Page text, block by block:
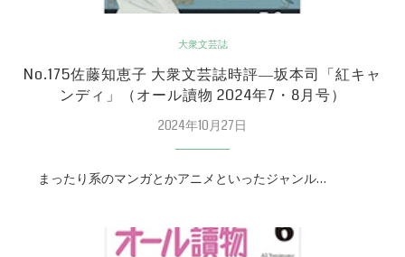
大衆文芸誌
No.175佐藤知恵子 大衆文芸誌時評―坂本司「紅キャ
ンディ」（オール讀物 2024年7・8月号）
2024年10月27日
まったり系のマンガとかアニメといったジャンル…